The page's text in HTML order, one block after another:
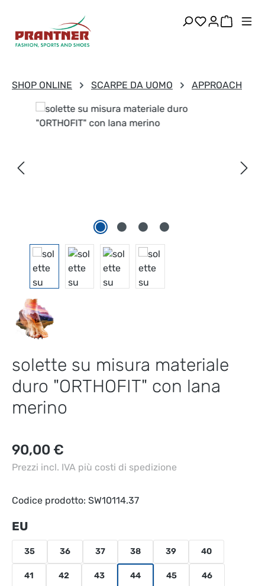
Passa al contenuto principale
Hai 0Il
SHOP ONLINE SCARPE DA UOMO APPROACH
Salta la galleria di immagini
solette su misura materiale
duro "ORTHOFIT" con lana
merino
Prezzo normale:
90,00 €
Prezzi incl. IVA più costi di spedizione
Codice prodotto: SW10114.37
Seleziona
EU
35 36 37 38 39 40
41 42 43 44 45 46